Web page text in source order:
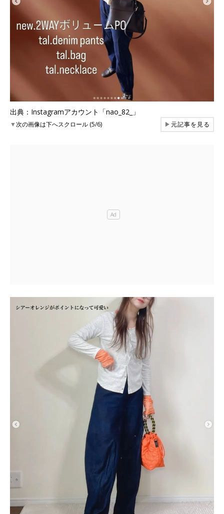
出典：Instagramアカウント「nao_82_」
▼次の画像は下へスクロール (5/6) ▶元記事を見る